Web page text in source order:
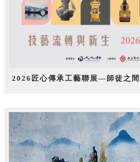
2026匠心傳承工藝聯展—師徒之